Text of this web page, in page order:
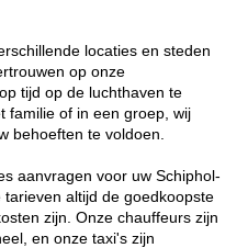
locaties en steden
op onze
tijd op de luchthaven te
familie of in een groep, wij
behoeften te voldoen.
aanvragen voor uw Schiphol-
altijd de goedkoopste
zijn. Onze chauffeurs zijn
en onze taxi's zijn